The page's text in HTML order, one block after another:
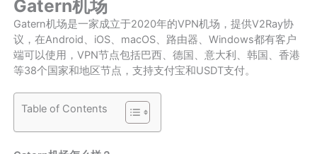
Gatern机场
Gatern机场是一家成立于2020年的VPN机场，提供V2Ray协
议，在Android、iOS、macOS、路由器、Windows都有客户
端可以使用，VPN节点包括巴西、德国、意大利、韩国、香港
等38个国家和地区节点，支持支付宝和USDT支付。
Table of Contents